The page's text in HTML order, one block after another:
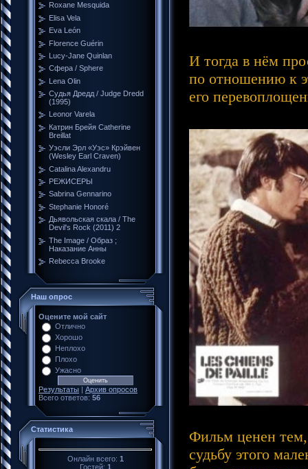
Roxane Mesquida
Elisa Vela
Eva León
Florence Guérin
Lucy-Jane Quinlan
Сфера / Sphere
Lena Olin
Судья Дредд / Judge Dredd
(1995)
Leonor Varela
Катрин Брейя Catherine
Breillat
Уэсли Эрл «Уэс» Крэйвен
(Wesley Earl Craven)
Catalina Alexandru
РЕЖИСЕРЫ
Sabrina Gennarino
Stephanie Honoré
Дьявольская скала / The
Devil's Rock (2011) 2
The Image / Образ ;
Наказание Анны
Rebecca Brooke
Наш опрос
Оцените мой сайт
Отлично
Хорошо
Неплохо
Плохо
Ужасно
Результаты | Архив опросов
Всего ответов: 56
Статистика
Онлайн всего: 1
Гостей: 1
И тогда в нём
по отношению к
его
Фильм ценен тем,
судьбу этого